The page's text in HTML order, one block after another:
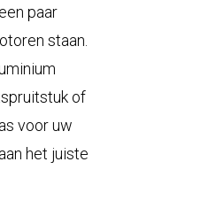
paar
staan.
of
voor uw
het juiste